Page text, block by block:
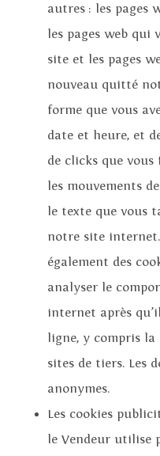
autres : les pages
les pages web qui
site et les pages
nouveau quitté
forme que vous
date et heure, et
de clicks que vous
les mouvements
le texte que vous
notre site
également des
analyser le
internet après
ligne, y compris
sites de tiers. Les
anonymes.
Les cookies
le Vendeur utilise